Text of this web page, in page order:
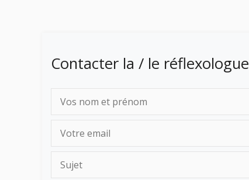
Contacter la / le réflexologue